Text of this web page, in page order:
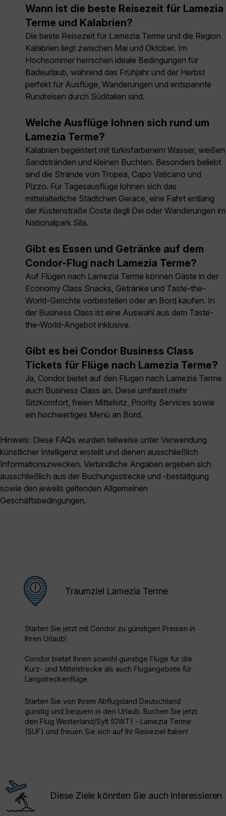
Wann ist die beste Reisezeit für Lamezia
Terme und Kalabrien?
Die beste Reisezeit für Lamezia Terme und die Region
Kalabrien liegt zwischen Mai und Oktober. Im
Hochsommer herrschen ideale Bedingungen für
Badeurlaub, während das Frühjahr und der Herbst
perfekt für Ausflüge, Wanderungen und entspannte
Rundreisen durch Süditalien sind.
Welche Ausflüge lohnen sich rund um
Lamezia Terme?
Kalabrien begeistert mit türkisfarbenem Wasser, weißen
Sandstränden und kleinen Buchten. Besonders beliebt
sind die Strände von Tropea, Capo Vaticano und
Pizzo. Für Tagesausflüge lohnen sich das
mittelalterliche Städtchen Gerace, eine Fahrt entlang
der Küstenstraße Costa degli Dei oder Wanderungen im
Nationalpark Sila.
Gibt es Essen und Getränke auf dem
Condor-Flug nach Lamezia Terme?
Auf Flügen nach Lamezia Terme können Gäste in der
Economy Class Snacks, Getränke und Taste-the-
World-Gerichte vorbestellen oder an Bord kaufen. In
der Business Class ist eine Auswahl aus dem Taste-
the-World-Angebot inklusive.
Gibt es bei Condor Business Class
Tickets für Flüge nach Lamezia Terme?
Ja, Condor bietet auf den Flügen nach Lamezia Terme
auch Business Class an. Diese umfasst mehr
Sitzkomfort, freien Mittelsitz, Priority Services sowie
ein hochwertiges Menü an Bord.
Hinweis: Diese FAQs wurden teilweise unter Verwendung
künstlicher Intelligenz erstellt und dienen ausschließlich
Informationszwecken. Verbindliche Angaben ergeben sich
ausschließlich aus der Buchungsstrecke und -bestätigung
sowie den jeweils geltenden Allgemeinen
Geschäftsbedingungen.
Traumziel Lamezia Terme
Starten Sie jetzt mit Condor zu günstigen Preisen in
Ihren Urlaub!
Condor bietet Ihnen sowohl günstige Flüge für die
Kurz- und Mittelstrecke als auch Flugangebote für
Langstreckenflüge.
Starten Sie von Ihrem Abflugsland Deutschland
günstig und bequem in den Urlaub. Buchen Sie jetzt
den Flug Westerland/Sylt (GWT) - Lamezia Terme
(SUF) und freuen Sie sich auf Ihr Reiseziel Italien!
Diese Ziele könnten Sie auch interessieren